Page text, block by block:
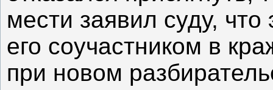
мести заявил суду,
его соучастником в
при новом